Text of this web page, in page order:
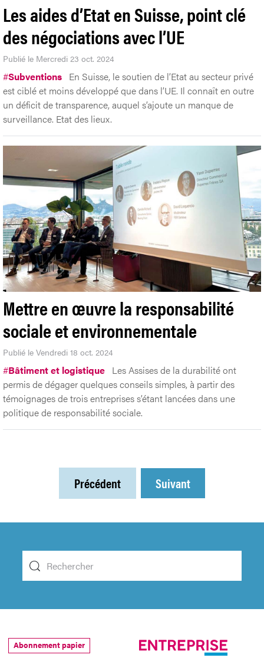
Les aides d’Etat en Suisse, point clé
des négociations avec l’UE
Publié le Mercredi 23 oct. 2024
#Subventions En Suisse, le soutien de l’Etat au secteur privé
est ciblé et moins développé que dans l’UE. Il connaît en outre
un déficit de transparence, auquel s’ajoute un manque de
surveillance. Etat des lieux.
Mettre en œuvre la responsabilité
sociale et environnementale
Publié le Vendredi 18 oct. 2024
#Bâtiment et logistique Les Assises de la durabilité ont
permis de dégager quelques conseils simples, à partir des
témoignages de trois entreprises s’étant lancées dans une
politique de responsabilité sociale.
Précédent Suivant
Abonnement papier